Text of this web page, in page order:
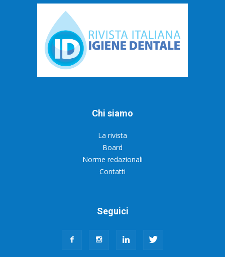
Chi siamo
La rivista
Board
Norme redazionali
Contatti
Seguici